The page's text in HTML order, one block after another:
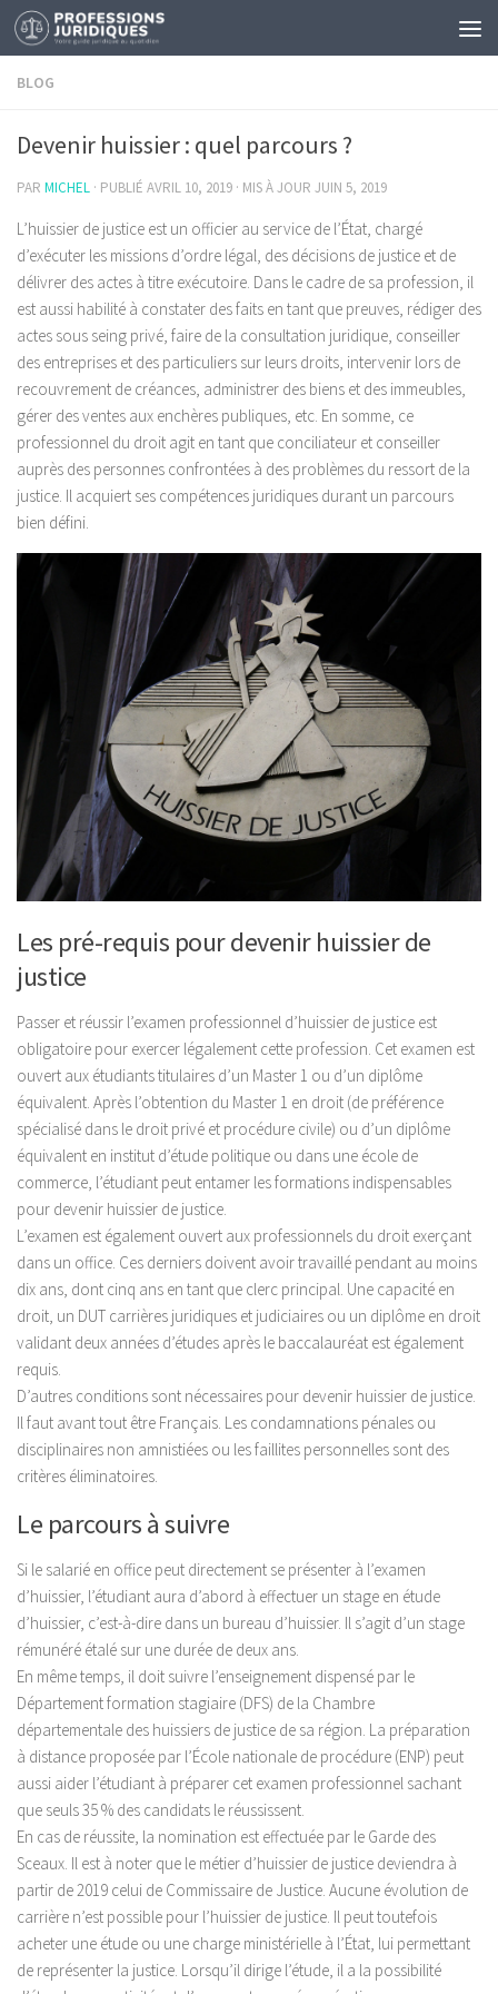
BLOG
Devenir huissier : quel parcours ?
PAR MICHEL · PUBLIÉ AVRIL 10, 2019 · MIS À JOUR JUIN 5, 2019
L’huissier de justice est un officier au service de l’État, chargé
d’exécuter les missions d’ordre légal, des décisions de justice et de
délivrer des actes à titre exécutoire. Dans le cadre de sa profession, il
est aussi habilité à constater des faits en tant que preuves, rédiger des
actes sous seing privé, faire de la consultation juridique, conseiller
des entreprises et des particuliers sur leurs droits, intervenir lors de
recouvrement de créances, administrer des biens et des immeubles,
gérer des ventes aux enchères publiques, etc. En somme, ce
professionnel du droit agit en tant que conciliateur et conseiller
auprès des personnes confrontées à des problèmes du ressort de la
justice. Il acquiert ses compétences juridiques durant un parcours
bien défini.
Les pré-requis pour devenir huissier de
justice
Passer et réussir l’examen professionnel d’huissier de justice est
obligatoire pour exercer légalement cette profession. Cet examen est
ouvert aux étudiants titulaires d’un Master 1 ou d’un diplôme
équivalent. Après l’obtention du Master 1 en droit (de préférence
spécialisé dans le droit privé et procédure civile) ou d’un diplôme
équivalent en institut d’étude politique ou dans une école de
commerce, l’étudiant peut entamer les formations indispensables
pour devenir huissier de justice.
L’examen est également ouvert aux professionnels du droit exerçant
dans un office. Ces derniers doivent avoir travaillé pendant au moins
dix ans, dont cinq ans en tant que clerc principal. Une capacité en
droit, un DUT carrières juridiques et judiciaires ou un diplôme en droit
validant deux années d’études après le baccalauréat est également
requis.
D’autres conditions sont nécessaires pour devenir huissier de justice.
Il faut avant tout être Français. Les condamnations pénales ou
disciplinaires non amnistiées ou les faillites personnelles sont des
critères éliminatoires.
Le parcours à suivre
Si le salarié en office peut directement se présenter à l’examen
d’huissier, l’étudiant aura d’abord à effectuer un stage en étude
d’huissier, c’est-à-dire dans un bureau d’huissier. Il s’agit d’un stage
rémunéré étalé sur une durée de deux ans.
En même temps, il doit suivre l’enseignement dispensé par le
Département formation stagiaire (DFS) de la Chambre
départementale des huissiers de justice de sa région. La préparation
à distance proposée par l’École nationale de procédure (ENP) peut
aussi aider l’étudiant à préparer cet examen professionnel sachant
que seuls 35 % des candidats le réussissent.
En cas de réussite, la nomination est effectuée par le Garde des
Sceaux. Il est à noter que le métier d’huissier de justice deviendra à
partir de 2019 celui de Commissaire de Justice. Aucune évolution de
carrière n’est possible pour l’huissier de justice. Il peut toutefois
acheter une étude ou une charge ministérielle à l’État, lui permettant
de représenter la justice. Lorsqu’il dirige l’étude, il a la possibilité